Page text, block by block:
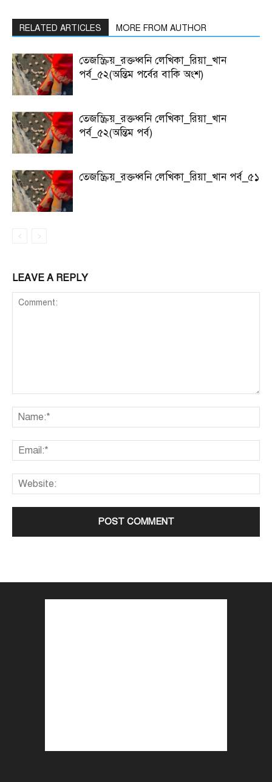
RELATED ARTICLES MORE FROM AUTHOR
তেজস্ক্রিয়_রক্তধ্বনি লেখিকা_রিয়া_খান
পর্ব_৫২(অন্তিম পর্বের বাকি অংশ)
তেজস্ক্রিয়_রক্তধ্বনি লেখিকা_রিয়া_খান
পর্ব_৫২(অন্তিম পর্ব)
তেজস্ক্রিয়_রক্তধ্বনি লেখিকা_রিয়া_খান পর্ব_৫১
LEAVE A REPLY